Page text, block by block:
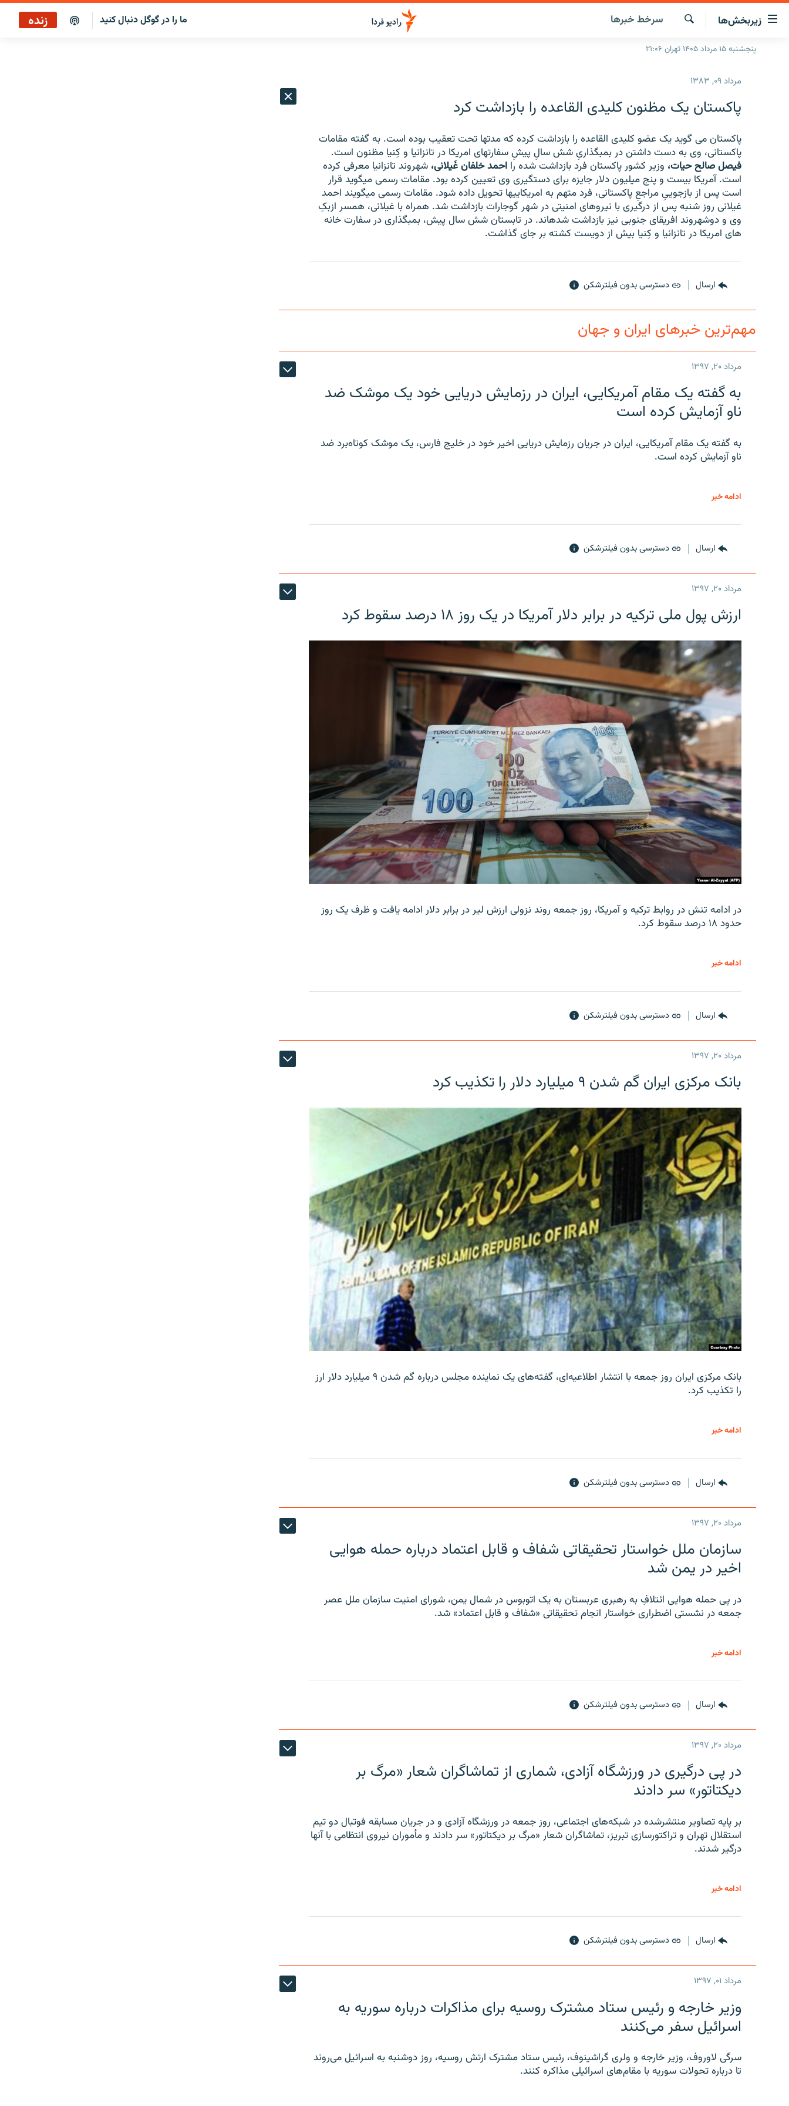
لینک‌های
قابلیت
دسترسی
زیربخش‌ها
صفحه اصلی
انتخاب کنید و بشنوید
برنامه‌های رادیویی
فرکانس‌ها
چندرسانه‌ای
گزارش‌های تصویری
گزارش‌های ویدئویی
جستجو
سرخط‌ خبرها ما را در گوگل دنبال کنید زنده
پنجشنبه ۱۵ مرداد ۱۴۰۵ تهران ۲۱:۰۶
مرداد ۰۹, ۱۳۸۳
پاکستان يک مظنون کليدی القاعده را بازداشت کرد
پاکستان می گويد يک عضو کليدی القاعده را بازداشت کرده که مدتها تحت تعقيب بوده است. به گفته مقامات
پاکستانی، وی به دست داشتن در بمبگذاریِ شش سالِ پيشِ سفارتهای امريکا در تانزانيا و کِنيا مظنون است.
فيصل صالح حيات، وزير کشور پاکستان فرد بازداشت شده رااحمد خلفان غَيلانی،شهروند تانزانيا معرفی کرده
است. آمريکا بيست و پنج ميليون دلار جايزه برای دستگيری وی تعيين کرده بود. مقامات رسمی میگويد قرار
است پس از بازجويیِ مراجعِ پاکستانی، فرد متهم به امريکايیها تحويل داده شود. مقامات رسمی میگويند احمد
غيلانی روز شنبه پس از درگيری با نيروهای امنيتی در شهر گوجارات بازداشت شد. همراه با غيلانی، همسر ازبکِ
وی و دوشهروند افريقای جنوبی نيز بازداشت شدهاند. در تابستان شش سال پيش، بمبگذاری در سفارت خانه
های امريکا در تانزانيا و کِنيا بيش از دويست کشته بر جای گذاشت.
ارسال دسترسی بدون فیلترشکن
مهم‌ترین خبرهای ایران و جهان
مرداد ۲۰, ۱۳۹۷
به گفته یک مقام آمریکایی، ایران در رزمایش دریایی خود یک موشک ضد
ناو آزمایش کرده است
به گفته یک مقام آمریکایی، ایران در جریان رزمایش دریایی اخیر خود در خلیج فارس، یک موشک کوتاه‌برد ضد
ناو آزمایش کرده است.
ادامه خبر
ارسال دسترسی بدون فیلترشکن
مرداد ۲۰, ۱۳۹۷
ارزش پول ملی ترکیه در برابر دلار آمریکا در یک روز ۱۸ درصد سقوط کرد
در ادامه تنش در روابط ترکیه و آمریکا، روز جمعه روند نزولی ارزش لیر در برابر دلار ادامه یافت و ظرف یک روز
حدود ۱۸ درصد سقوط کرد.
ادامه خبر
ارسال دسترسی بدون فیلترشکن
مرداد ۲۰, ۱۳۹۷
بانک مرکزی ایران گم شدن ۹ میلیارد دلار را تکذیب کرد
بانک مرکزی ایران روز جمعه با انتشار اطلاعیه‌ای، گفته‌های یک نماینده مجلس درباره گم شدن ۹ میلیارد دلار ارز
را تکذیب کرد.
ادامه خبر
ارسال دسترسی بدون فیلترشکن
مرداد ۲۰, ۱۳۹۷
سازمان ملل خواستار تحقیقاتی شفاف و قابل اعتماد درباره حمله هوایی
اخیر در یمن شد
در پی حمله هوایی ائتلافِ به رهبری عربستان به یک اتوبوس در شمال یمن، شورای امنیت سازمان ملل عصر
جمعه در نشستی اضطراری خواستار انجام تحقیقاتی «شفاف و قابل اعتماد» شد.
ادامه خبر
ارسال دسترسی بدون فیلترشکن
مرداد ۲۰, ۱۳۹۷
در پی درگیری در ورزشگاه آزادی، شماری از تماشاگران شعار «مرگ بر
دیکتاتور» سر دادند
بر پایه تصاویر منتشرشده در شبکه‌های اجتماعی، روز جمعه در ورزشگاه آزادی و در جریان مسابقه فوتبال دو تیم
استقلال تهران و تراکتورسازی تبریز، تماشاگران شعار «مرگ بر دیکتاتور» سر دادند و مأموران نیروی انتظامی با آنها
درگیر شدند.
ادامه خبر
ارسال دسترسی بدون فیلترشکن
مرداد ۰۱, ۱۳۹۷
وزیر خارجه و رئیس‌ ستاد مشترک روسیه برای مذاکرات درباره سوریه به
اسرائیل سفر می‌کنند
سرگی لاوروف، وزیر خارجه و ولری گراشینوف، رئیس ستاد مشترک ارتش روسیه، روز دوشنبه به اسرائیل می‌روند
تا درباره تحولات سوریه با مقام‌های اسرائیلی مذاکره کنند.